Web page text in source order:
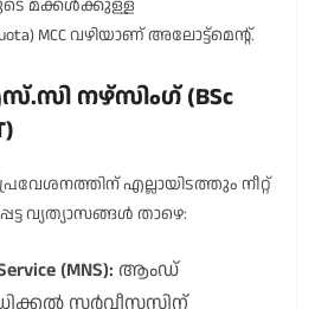
മക്കൾക്കുള്ള
MCC വഴിയാണ് അലോട്ട്മെന്റ്.
നഴ്സിംഗ് (BSc
എല്ലായിടത്തും നീറ്റ്
വ്യത്യാസങ്ങൾ താഴെ:
(MNS): ആംഡ്